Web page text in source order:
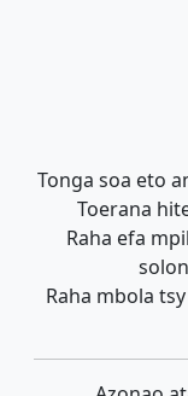
Tonga soa eto
Toerana
Raha efa
Raha mbola